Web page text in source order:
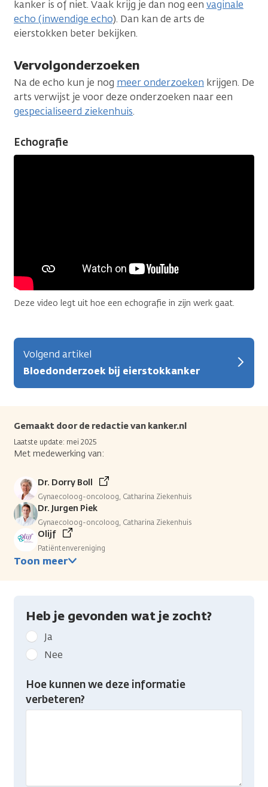
kanker is of niet. Vaak krijg je dan nog een vaginale
echo (inwendige echo). Dan kan de arts de
eierstokken beter bekijken.
Vervolgonderzoeken
Na de echo kun je nog meer onderzoeken krijgen. De
arts verwijst je voor deze onderzoeken naar een
gespecialiseerd ziekenhuis.
Echografie
Deze video legt uit hoe een echografie in zijn werk gaat.
Volgend artikel
Bloedonderzoek bij eierstokkanker
Gemaakt door de redactie van kanker.nl
Laatste update: mei 2025
Met medewerking van:
Dr. Dorry Boll
Gynaecoloog-oncoloog, Catharina Ziekenhuis
Dr. Jurgen Piek
Gynaecoloog-oncoloog, Catharina Ziekenhuis
Olijf
Patiëntenvereniging
Toon meer
Heb je gevonden wat je zocht?
Geef
kanker.nl
feedback:
Heb
gevonden
Ja
Nee
Hoe kunnen we deze informatie
verbeteren?